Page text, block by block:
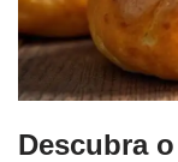
Descubra